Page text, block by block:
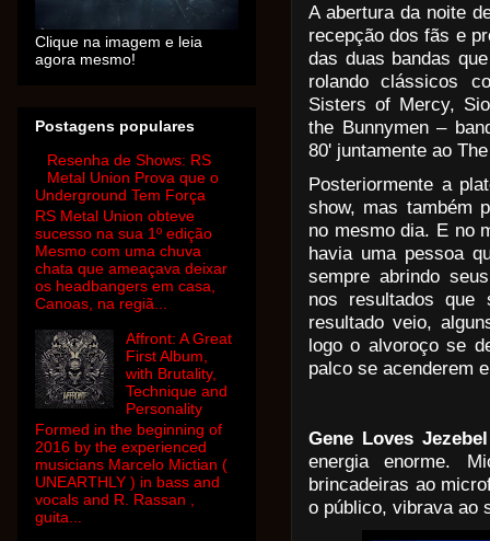
A abertura da noite
recepção dos fãs e
das duas bandas
rolando clássicos
Sisters of Mercy,
the Bunnymen –
80' juntamente ao
Posteriormente a
show, mas também
no mesmo dia. E no
havia uma pessoa
sempre abrindo
nos resultados
resultado veio,
logo o alvoroço se
palco se acenderem
Gene Loves Jezebel
energia enorme.
brincadeiras ao
o público, vibrava ao
Clique na imagem e leia
agora mesmo!
Postagens populares
Resenha de Shows: RS
Metal Union Prova que o
Underground Tem Força
RS Metal Union obteve
sucesso na sua 1º edição
Mesmo com uma chuva
chata que ameaçava deixar
os headbangers em casa,
Canoas, na regiã...
Affront: A Great
First Album,
with Brutality,
Technique and
Personality
Formed in the beginning of
2016 by the experienced
musicians Marcelo Mictian (
UNEARTHLY ) in bass and
vocals and R. Rassan ,
guita...